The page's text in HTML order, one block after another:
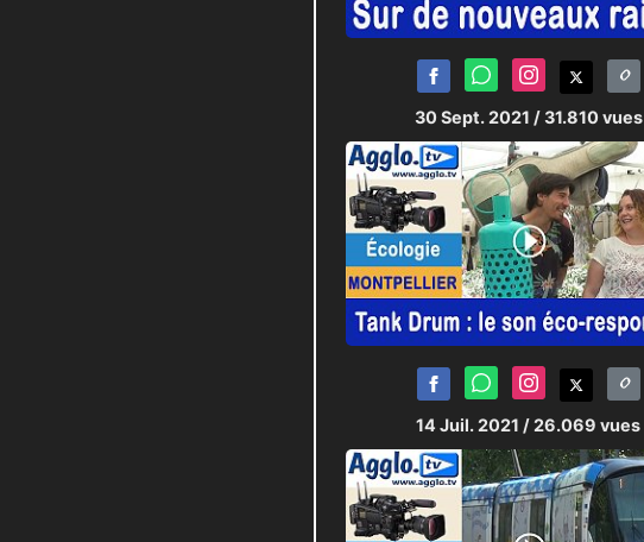
30 Sept. 2021 / 31.810 vues
14 Juil. 2021 / 26.069 vues